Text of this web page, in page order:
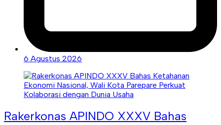
6 Agustus 2026
Rakerkonas APINDO XXXV Bahas